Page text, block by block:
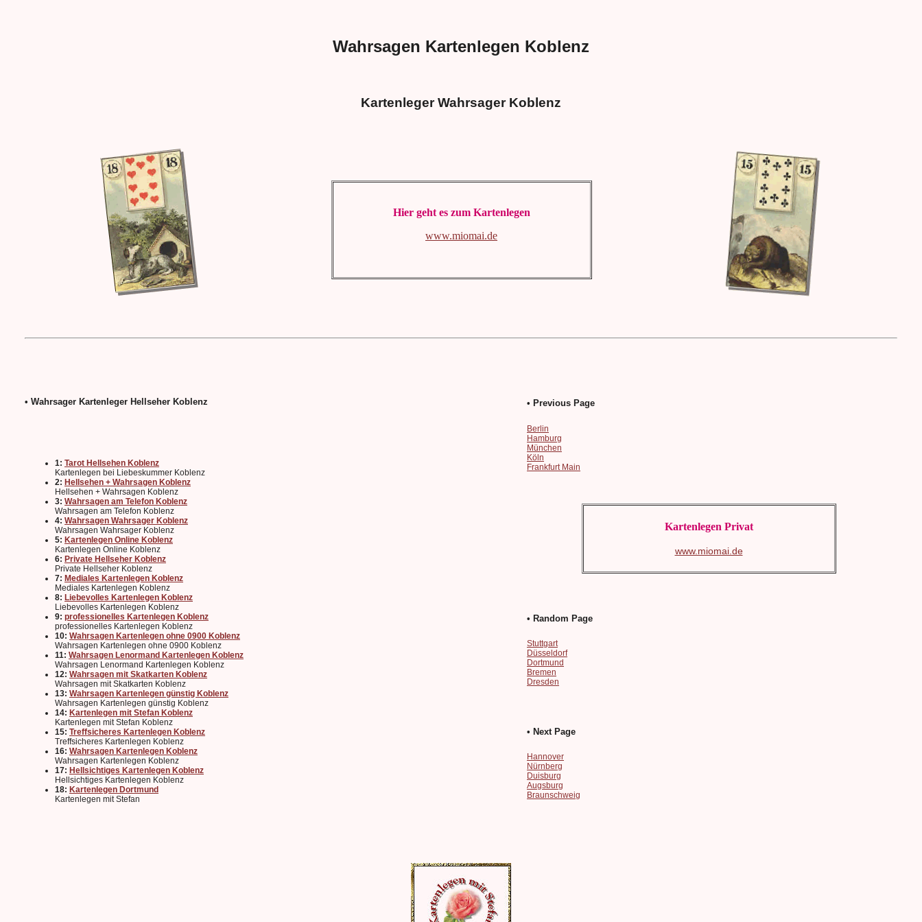
Wahrsagen Kartenlegen Koblenz
Kartenleger Wahrsager Koblenz
Hier geht es zum Kartenlegen
www.miomai.de
• Wahrsager Kartenleger Hellseher Koblenz
1: Tarot Hellsehen Koblenz
Kartenlegen bei Liebeskummer Koblenz
2: Hellsehen + Wahrsagen Koblenz
Hellsehen + Wahrsagen Koblenz
3: Wahrsagen am Telefon Koblenz
Wahrsagen am Telefon Koblenz
4: Wahrsagen Wahrsager Koblenz
Wahrsagen Wahrsager Koblenz
5: Kartenlegen Online Koblenz
Kartenlegen Online Koblenz
6: Private Hellseher Koblenz
Private Hellseher Koblenz
7: Mediales Kartenlegen Koblenz
Mediales Kartenlegen Koblenz
8: Liebevolles Kartenlegen Koblenz
Liebevolles Kartenlegen Koblenz
9: professionelles Kartenlegen Koblenz
professionelles Kartenlegen Koblenz
10: Wahrsagen Kartenlegen ohne 0900 Koblenz
Wahrsagen Kartenlegen ohne 0900 Koblenz
11: Wahrsagen Lenormand Kartenlegen Koblenz
Wahrsagen Lenormand Kartenlegen Koblenz
12: Wahrsagen mit Skatkarten Koblenz
Wahrsagen mit Skatkarten Koblenz
13: Wahrsagen Kartenlegen günstig Koblenz
Wahrsagen Kartenlegen günstig Koblenz
14: Kartenlegen mit Stefan Koblenz
Kartenlegen mit Stefan Koblenz
15: Treffsicheres Kartenlegen Koblenz
Treffsicheres Kartenlegen Koblenz
16: Wahrsagen Kartenlegen Koblenz
Wahrsagen Kartenlegen Koblenz
17: Hellsichtiges Kartenlegen Koblenz
Hellsichtiges Kartenlegen Koblenz
18: Kartenlegen Dortmund
Kartenlegen mit Stefan
• Previous Page
Berlin
Hamburg
München
Köln
Frankfurt Main
Kartenlegen Privat
www.miomai.de
• Random Page
Stuttgart
Düsseldorf
Dortmund
Bremen
Dresden
• Next Page
Hannover
Nürnberg
Duisburg
Augsburg
Braunschweig